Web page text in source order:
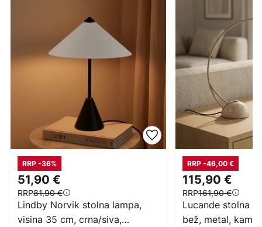
51,90 €
RRP81,90 €
RRP -36%
Lindby Norvik stolna lampa,
visina 35 cm, crna/siva,
115,90 €
RRP161,90 €
RRP -46,00 €
Lucande stolna
bež, metal,